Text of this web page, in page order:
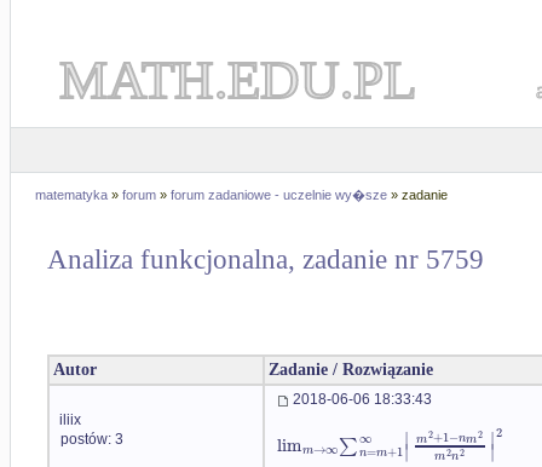
MATH.EDU.PL
matematyka » forum » forum zadaniowe - uczelnie wy�sze » zadanie
Analiza funkcjonalna, zadanie nr 5759
Autor Zadanie / Rozwiązanie
iliix
postów: 3
2018-06-06 18:33:43
limm→∞∑∞
n=m+1∣∣ m2+1−nm2
m2n2 ∣∣
2